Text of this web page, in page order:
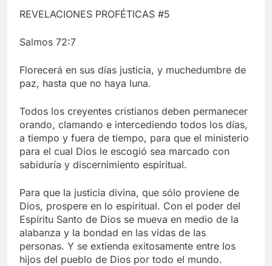
REVELACIONES PROFÉTICAS #5
Salmos 72:7
Florecerá en sus días justicia, y muchedumbre de
paz, hasta que no haya luna.
Todos los creyentes cristianos deben permanecer
orando, clamando e intercediendo todos los días,
a tiempo y fuera de tiempo, para que el ministerio
para el cual Dios le escogió sea marcado con
sabiduría y discernimiento espiritual.
Para que la justicia divina, que sólo proviene de
Dios, prospere en lo espiritual. Con el poder del
Espíritu Santo de Dios se mueva en medio de la
alabanza y la bondad en las vidas de las
personas. Y se extienda exitosamente entre los
hijos del pueblo de Dios por todo el mundo.